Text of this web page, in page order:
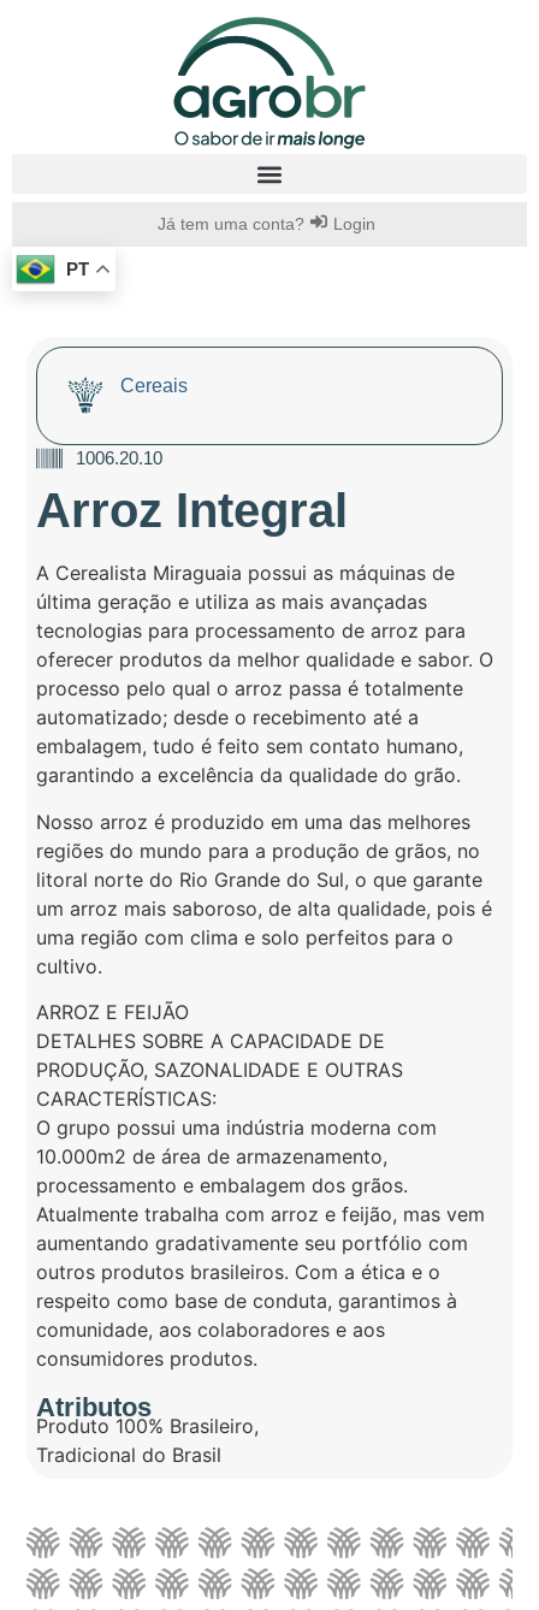
Já tem uma conta? Login
PT
Cereais
1006.20.10
Arroz Integral
A Cerealista Miraguaia possui as máquinas de
última geração e utiliza as mais avançadas
tecnologias para processamento de arroz para
oferecer produtos da melhor qualidade e sabor. O
processo pelo qual o arroz passa é totalmente
automatizado; desde o recebimento até a
embalagem, tudo é feito sem contato humano,
garantindo a excelência da qualidade do grão.
Nosso arroz é produzido em uma das melhores
regiões do mundo para a produção de grãos, no
litoral norte do Rio Grande do Sul, o que garante
um arroz mais saboroso, de alta qualidade, pois é
uma região com clima e solo perfeitos para o
cultivo.
ARROZ E FEIJÃO
DETALHES SOBRE A CAPACIDADE DE
PRODUÇÃO, SAZONALIDADE E OUTRAS
CARACTERÍSTICAS:
O grupo possui uma indústria moderna com
10.000m2 de área de armazenamento,
processamento e embalagem dos grãos.
Atualmente trabalha com arroz e feijão, mas vem
aumentando gradativamente seu portfólio com
outros produtos brasileiros. Com a ética e o
respeito como base de conduta, garantimos à
comunidade, aos colaboradores e aos
consumidores produtos.
Atributos
Produto 100% Brasileiro,
Tradicional do Brasil